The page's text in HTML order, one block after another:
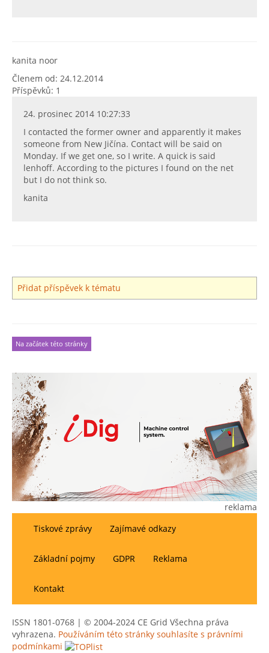
kanita noor
Členem od: 24.12.2014
Příspěvků: 1
24. prosinec 2014 10:27:33
I contacted the former owner and apparently it makes
someone from New Jičína. Contact will be said on
Monday. If we get one, so I write. A quick is said
lenhoff. According to the pictures I found on the net
but I do not think so.
kanita
Přidat příspěvek k tématu
Na začátek této stránky
reklama
Tiskové zprávy
Zajímavé odkazy
Základní pojmy GDPR Reklama
Kontakt
ISSN 1801-0768 | © 2004-2024 CE Grid Všechna práva
vyhrazena. Používáním této stránky souhlasíte s právními
podmínkami